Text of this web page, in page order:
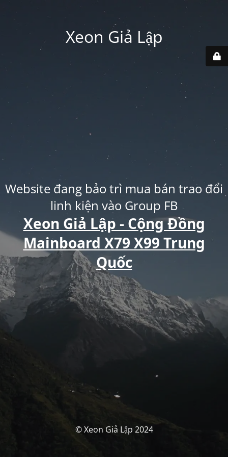
Xeon Giả Lập
Website đang bảo trì mua bán trao đổi
linh kiện vào Group FB
Xeon Giả Lập - Cộng Đồng
Mainboard X79 X99 Trung
Quốc
© Xeon Giả Lập 2024